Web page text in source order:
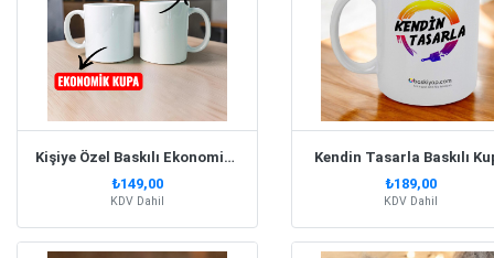
Kişiye Özel Baskılı Ekonomik Beyaz Kupa Bardak
₺149,00
KDV Dahil
Kendin Tasarla Baskılı
₺189,00
KDV Dahil